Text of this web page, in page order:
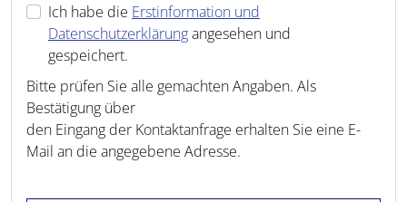
Ich habe die Erstinformation und
Datenschutzerklärungangesehen und
gespeichert.
Bitte prüfen Sie alle gemachten Angaben. Als
Bestätigung über
den Eingang der Kontaktanfrage erhalten Sie eine E-
Mail an die angegebene Adresse.